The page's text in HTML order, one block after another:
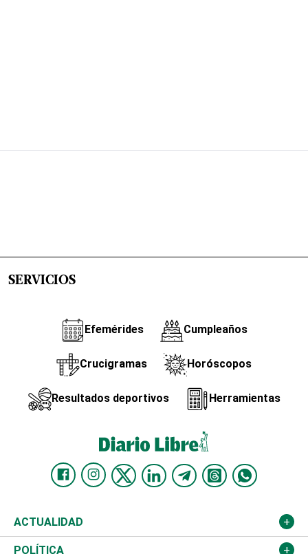
SERVICIOS
Efemérides Cumpleaños
Crucigramas Horóscopos
Resultados deportivos Herramientas
ACTUALIDAD
Nacional
POLÍTICA